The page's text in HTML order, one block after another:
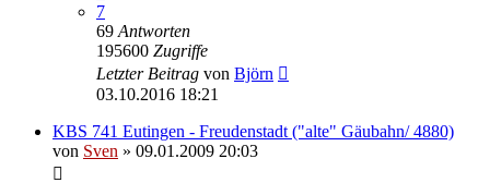
7
69 Antworten
195600 Zugriffe
Letzter Beitrag von Björn
03.10.2016 18:21
KBS 741 Eutingen - Freudenstadt ("alte" Gäubahn/ 4880)
von Sven » 09.01.2009 20:03